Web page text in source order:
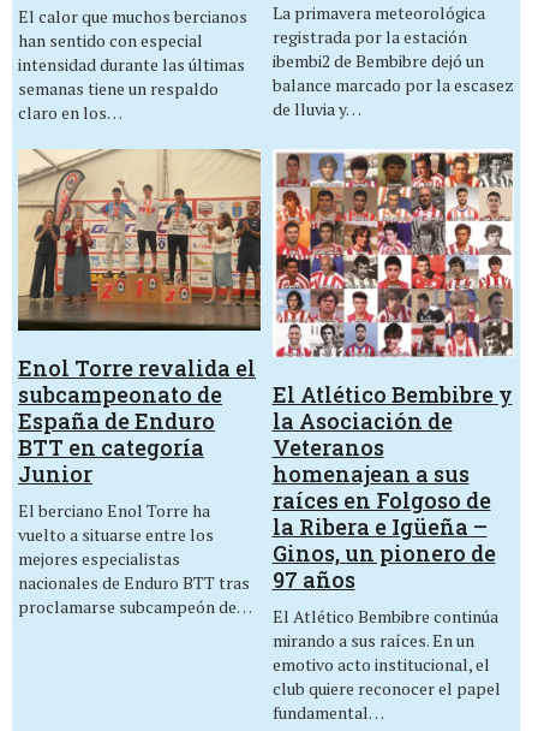
El calor que muchos bercianos
han sentido con especial
intensidad durante las últimas
semanas tiene un respaldo
claro en los…
La primavera meteorológica
registrada por la estación
ibembi2 de Bembibre dejó un
balance marcado por la escasez
de lluvia y…
Enol Torre revalida el
subcampeonato de
España de Enduro
BTT en categoría
Junior
El berciano Enol Torre ha
vuelto a situarse entre los
mejores especialistas
nacionales de Enduro BTT tras
proclamarse subcampeón de…
El Atlético Bembibre y
la Asociación de
Veteranos
homenajean a sus
raíces en Folgoso de
la Ribera e Igüeña –
Ginos, un pionero de
97 años
El Atlético Bembibre continúa
mirando a sus raíces. En un
emotivo acto institucional, el
club quiere reconocer el papel
fundamental…